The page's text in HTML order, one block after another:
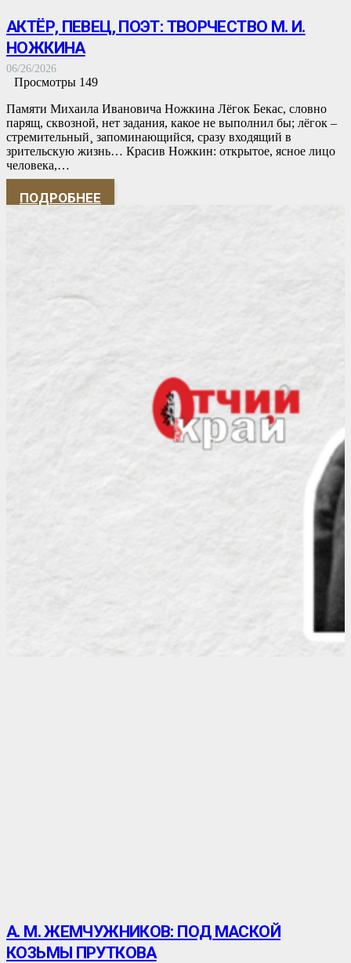
АКТЁР, ПЕВЕЦ, ПОЭТ: ТВОРЧЕСТВО М. И.
НОЖКИНА
06/26/2026
Просмотры 149
Памяти Михаила Ивановича Ножкина Лёгок Бекас, словно
парящ, сквозной, нет задания, какое не выполнил бы; лёгок –
стремительный¸ запоминающийся, сразу входящий в
зрительскую жизнь… Красив Ножкин: открытое, ясное лицо
человека,…
ПОДРОБНЕЕ
А. М. ЖЕМЧУЖНИКОВ: ПОД МАСКОЙ
КОЗЬМЫ ПРУТКОВА